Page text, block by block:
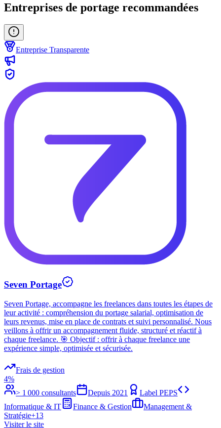
Entreprises de portage recommandées
Entreprise Transparente
Seven Portage
Seven Portage, accompagne les freelances dans toutes les étapes de
leur activité : compréhension du portage salarial, optimisation de
leurs revenus, mise en place de contrats et suivi personnalisé. Nous
veillons à offrir un accompagnement fluide, structuré et réactif à
chaque freelance. 🎯 Objectif : offrir à chaque freelance une
expérience simple, optimisée et sécurisée.
Frais de gestion
4%
> 1 000 consultants
Depuis 2021
Label PEPS
Informatique & IT
Finance & Gestion
Management &
Stratégie+13
Visiter le site